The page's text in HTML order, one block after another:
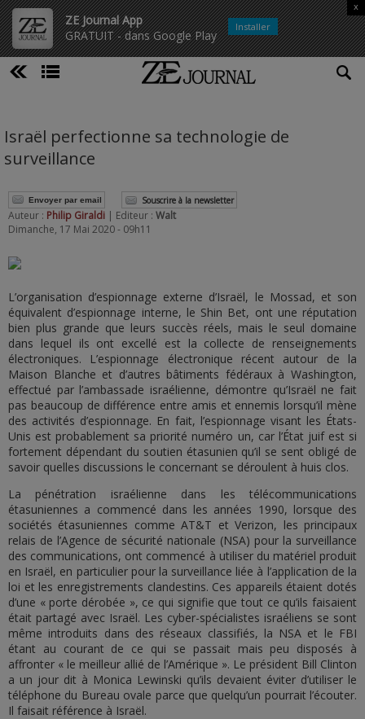
ZE Journal App
GRATUIT - dans Google Play
x
Installer
Israël perfectionne sa technologie de
surveillance
Envoyer par email Souscrire à la newsletter
Auteur : Philip Giraldi | Editeur : Walt
Dimanche, 17 Mai 2020 - 09h11
L’organisation d’espionnage externe d’Israël, le Mossad, et son
équivalent d’espionnage interne, le Shin Bet, ont une réputation
bien plus grande que leurs succès réels, mais le seul domaine
dans lequel ils ont excellé est la collecte de renseignements
électroniques. L’espionnage électronique récent autour de la
Maison Blanche et d’autres bâtiments fédéraux à Washington,
effectué par l’ambassade israélienne, démontre qu’Israël ne fait
pas beaucoup de différence entre amis et ennemis lorsqu’il mène
des activités d’espionnage. En fait, l’espionnage visant les États-
Unis est probablement sa priorité numéro un, car l’État juif est si
fortement dépendant du soutien étasunien qu’il se sent obligé de
savoir quelles discussions le concernant se déroulent à huis clos.
La pénétration israélienne dans les télécommunications
étasuniennes a commencé dans les années 1990, lorsque des
sociétés étasuniennes comme AT&T et Verizon, les principaux
relais de l’Agence de sécurité nationale (NSA) pour la surveillance
des communications, ont commencé à utiliser du matériel produit
en Israël, en particulier pour la surveillance liée à l’application de la
loi et les enregistrements clandestins. Ces appareils étaient dotés
d’une « porte dérobée », ce qui signifie que tout ce qu’ils faisaient
était partagé avec Israël. Les cyber-spécialistes israéliens se sont
même introduits dans des réseaux classifiés, la NSA et le FBI
étant au courant de ce qui se passait mais peu disposés à
affronter « le meilleur allié de l’Amérique ». Le président Bill Clinton
a un jour dit à Monica Lewinski qu’ils devaient éviter d’utiliser le
téléphone du Bureau ovale parce que quelqu’un pourrait l’écouter.
Il faisait référence à Israël.